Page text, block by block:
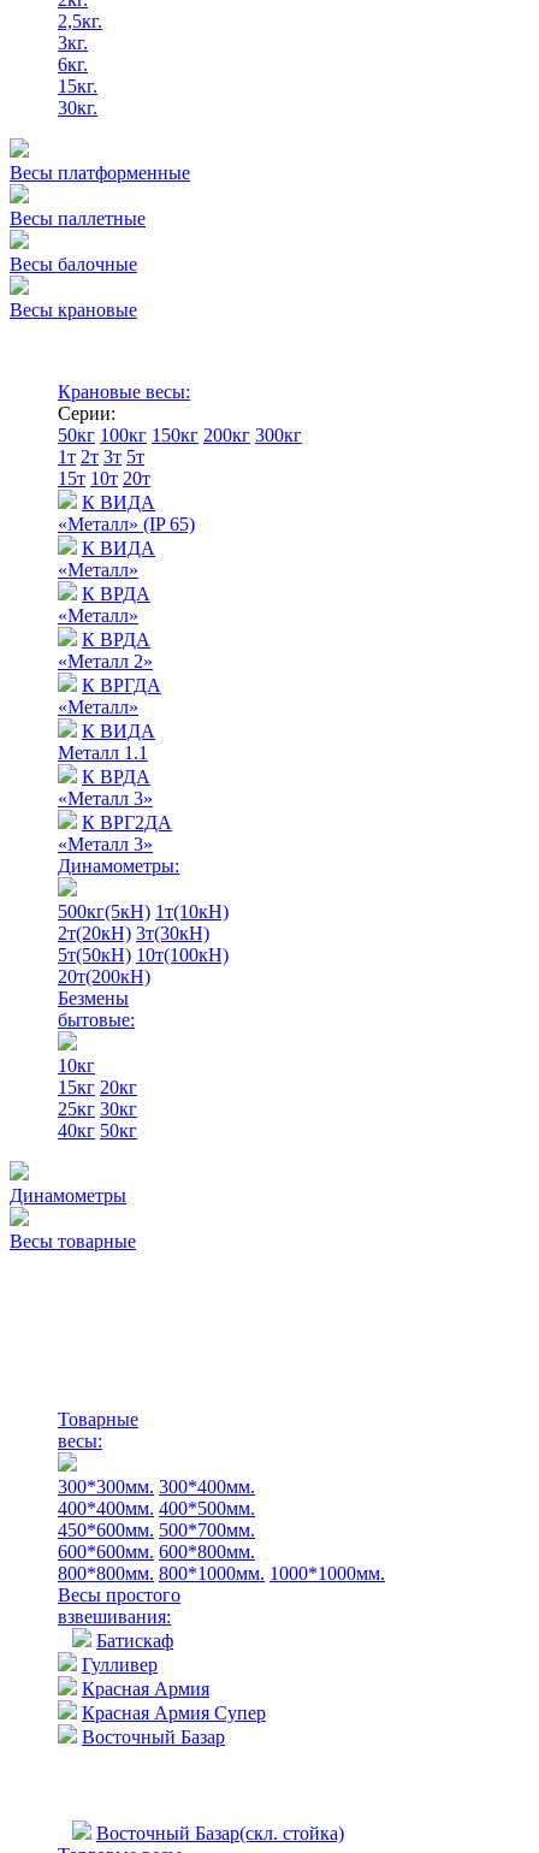
2,5кг.
3кг.
6кг.
15кг.
30кг.
Весы платформенные
Весы паллетные
Весы балочные
Весы крановые
Крановые весы:
Серии:
50кг 100кг 150кг 200кг 300кг
1т 2т 3т 5т
15т 10т 20т
К ВИДА
«Металл» (IP 65)
К ВИДА
«Металл»
К ВРДА
«Металл»
К ВРДА
«Металл 2»
К ВРГДА
«Металл»
К ВИДА
Металл 1.1
К ВРДА
«Металл 3»
К ВРГ2ДА
«Металл 3»
Динамометры:
500кг(5кН) 1т(10кН)
2т(20кН) 3т(30кН)
5т(50кН) 10т(100кН)
20т(200кН)
Безмены
бытовые:
10кг
15кг 20кг
25кг 30кг
40кг 50кг
Динамометры
Весы товарные
Товарные
весы:
300*300мм. 300*400мм.
400*400мм. 400*500мм.
450*600мм. 500*700мм.
600*600мм. 600*800мм.
800*800мм. 800*1000мм. 1000*1000мм.
Весы простого
взвешивания:
Батискаф
Гулливер
Красная Армия
Красная Армия Супер
Восточный Базар
Восточный Базар(скл. стойка)